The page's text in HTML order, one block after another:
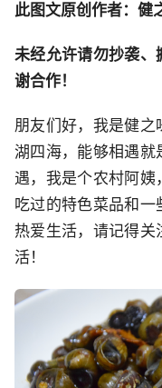
此图文原创作者：健
未经允许请勿抄袭、
谢合作！
朋友们好，我是健
湖四海，能够相遇就
遇，我是个农村阿
吃过的特色菜品和一
热爱生活，请记得
活！